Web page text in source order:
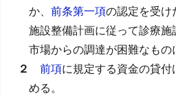
か、 前条第一項の認定を受け
施設整備計画に従って診療
市場からの調達が困難なも
２ 前項に規定する資金の貸
める。